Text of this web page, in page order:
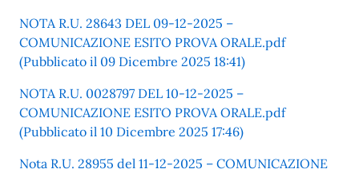
NOTA R.U. 28643 DEL 09-12-2025 –
COMUNICAZIONE ESITO PROVA ORALE.pdf
(Pubblicato il 09 Dicembre 2025 18:41)
NOTA R.U. 0028797 DEL 10-12-2025 –
COMUNICAZIONE ESITO PROVA ORALE.pdf
(Pubblicato il 10 Dicembre 2025 17:46)
Nota R.U. 28955 del 11-12-2025 – COMUNICAZIONE